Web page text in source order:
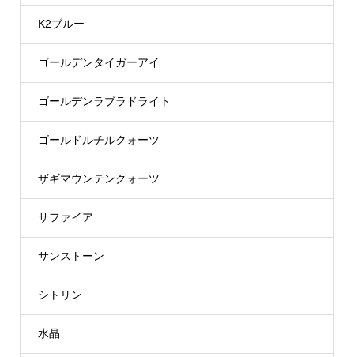
K2ブルー
ゴールデンタイガーアイ
ゴールデンラブラドライト
ゴールドルチルクォーツ
ザギマウンテンクォーツ
サファイア
サンストーン
シトリン
水晶